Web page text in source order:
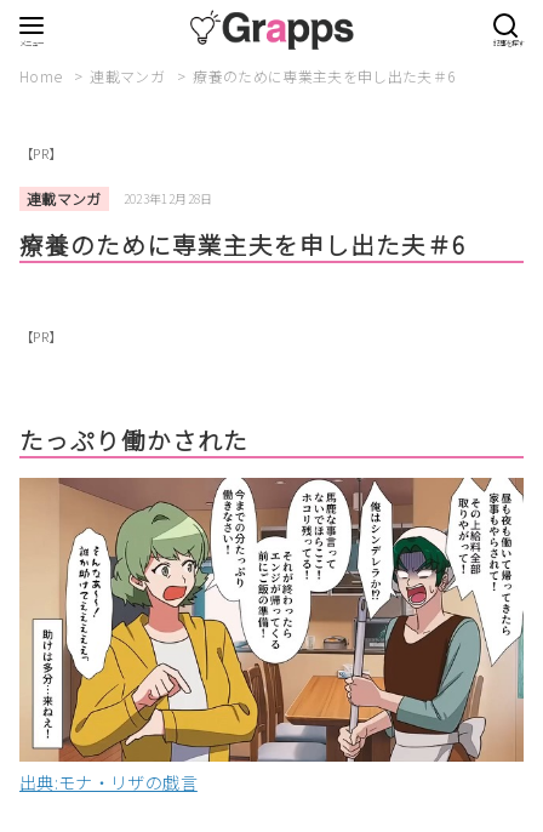
Home 連載マンガ 療養のために専業主夫を申し出た夫＃6
【PR】
連載マンガ 2023年12月28日
療養のために専業主夫を申し出た夫＃6
【PR】
たっぷり働かされた
出典:モナ・リザの戯言